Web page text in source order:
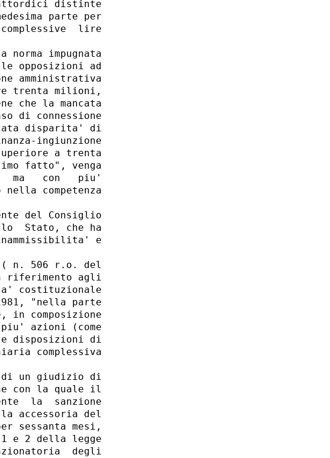
distinte
parte per
lire
norma impugnata
opposizioni ad
amministrativa
trenta milioni,
che la mancata
di connessione
disparita' di
ingiunzione
a trenta
fatto", venga
ma   con   piu'
competenza
del Consiglio
Stato, che ha
e
n. 506 r.o. del
riferimento agli
costituzionale
"nella parte
composizione
azioni (come
disposizioni di
complessiva
un giudizio di
con la quale il
la  sanzione
accessoria del
sessanta mesi,
e 2 della legge
degli